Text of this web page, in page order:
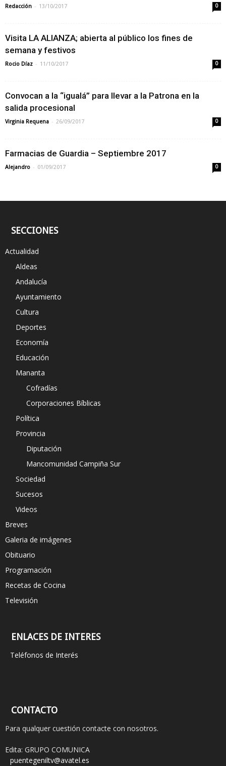
Redacción - 13/10/2017 0
Visita LA ALIANZA; abierta al público los fines de
semana y festivos
Rocio Díaz - 11/10/2017 0
Convocan a la “igualá” para llevar a la Patrona en la
salida procesional
Virginia Requena - 26/09/2017 0
Farmacias de Guardia – Septiembre 2017
Alejandro - 01/09/2017 0
SECCIONES
Actualidad
Aldeas
Andalucía
Ayuntamiento
Cultura
Deportes
Economía
Educación
Mananta
Cofradías
Corporaciones Bíblicas
Política
Provincia
Diputación
Mancomunidad Campiña Sur
Sociedad
Sucesos
Videos
Breves
Galeria de imágenes
Obituario
Programación
Recetas de Cocina
Televisión
ENLACES DE INTERES
Teléfonos de Interés
CONTACTO
Para qualquer cuestión contacte con nosotros.
Edita: GRUPO COMUNICA
puentegeniltv@avatel.es